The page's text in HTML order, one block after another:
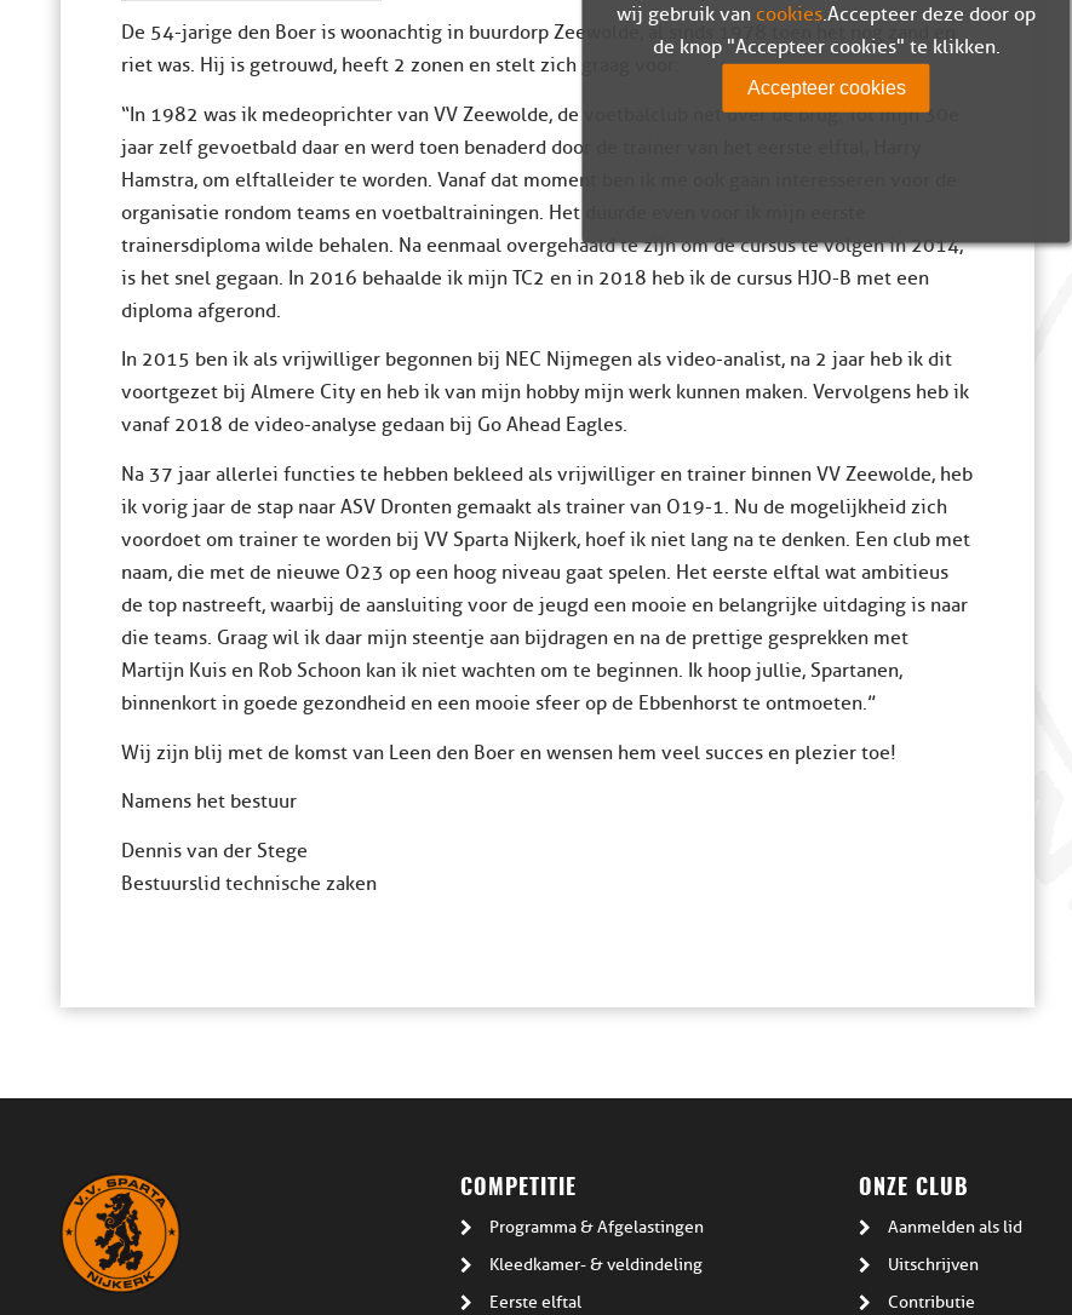
De 54-jarige den Boer is woonachtig in buurdorp Zeewolde, al sinds 1978 toen het nog zand en
riet was. Hij is getrouwd, heeft 2 zonen en stelt zich graag voor:
“In 1982 was ik medeoprichter van VV Zeewolde, de voetbalclub net over de brug. Tot mijn 30e
jaar zelf gevoetbald daar en werd toen benaderd door de trainer van het eerste elftal, Harry
Hamstra, om elftalleider te worden. Vanaf dat moment ben ik me ook gaan interesseren voor de
organisatie rondom teams en voetbaltrainingen. Het duurde even voor ik mijn eerste
trainersdiploma wilde behalen. Na eenmaal overgehaald te zijn om de cursus te volgen in 2014,
is het snel gegaan. In 2016 behaalde ik mijn TC2 en in 2018 heb ik de cursus HJO-B met een
diploma afgerond.
In 2015 ben ik als vrijwilliger begonnen bij NEC Nijmegen als video-analist, na 2 jaar heb ik dit
voortgezet bij Almere City en heb ik van mijn hobby mijn werk kunnen maken. Vervolgens heb ik
vanaf 2018 de video-analyse gedaan bij Go Ahead Eagles.
Na 37 jaar allerlei functies te hebben bekleed als vrijwilliger en trainer binnen VV Zeewolde, heb
ik vorig jaar de stap naar ASV Dronten gemaakt als trainer van O19-1. Nu de mogelijkheid zich
voordoet om trainer te worden bij VV Sparta Nijkerk, hoef ik niet lang na te denken. Een club met
naam, die met de nieuwe O23 op een hoog niveau gaat spelen. Het eerste elftal wat ambitieus
de top nastreeft, waarbij de aansluiting voor de jeugd een mooie en belangrijke uitdaging is naar
die teams. Graag wil ik daar mijn steentje aan bijdragen en na de prettige gesprekken met
Martijn Kuis en Rob Schoon kan ik niet wachten om te beginnen. Ik hoop jullie, Spartanen,
binnenkort in goede gezondheid en een mooie sfeer op de Ebbenhorst te ontmoeten.”
Wij zijn blij met de komst van Leen den Boer en wensen hem veel succes en plezier toe!
Namens het bestuur
Dennis van der Stege
Bestuurslid technische zaken
COMPETITIE
Programma & Afgelastingen
Kleedkamer- & veldindeling
Eerste elftal
ONZE CLUB
Aanmelden als lid
Uitschrijven
Contributie
wij gebruik van cookies. Accepteer deze door op
de knop "Accepteer cookies" te klikken.
Accepteer cookies